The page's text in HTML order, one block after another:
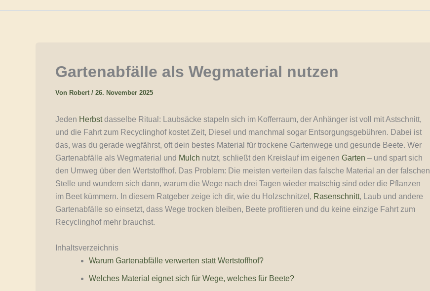
Gartenabfälle als Wegmaterial nutzen
Von Robert / 26. November 2025
Jeden Herbstdasselbe Ritual: Laubsäcke stapeln sich im Kofferraum, der Anhänger ist voll mit Astschnitt,
und die Fahrt zum Recyclinghof kostet Zeit, Diesel und manchmal sogar Entsorgungsgebühren. Dabei ist
das, was du gerade wegfährst, oft dein bestes Material für trockene Gartenwege und gesunde Beete. Wer
Gartenabfälle als Wegmaterial und Mulch nutzt, schließt den Kreislauf im eigenen Garten – und spart sich
den Umweg über den Wertstoffhof. Das Problem: Die meisten verteilen das falsche Material an der falschen
Stelle und wundern sich dann, warum die Wege nach drei Tagen wieder matschig sind oder die Pflanzen
im Beet kümmern. In diesem Ratgeber zeige ich dir, wie du Holzschnitzel, Rasenschnitt, Laub und andere
Gartenabfälle so einsetzt, dass Wege trocken bleiben, Beete profitieren und du keine einzige Fahrt zum
Recyclinghof mehr brauchst.
Inhaltsverzeichnis
Warum Gartenabfälle verwerten statt Wertstoffhof?
Welches Material eignet sich für Wege, welches für Beete?